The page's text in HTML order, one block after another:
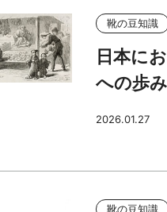
靴の豆知識
日本に
への歩み
2026.01.27
靴の豆知識